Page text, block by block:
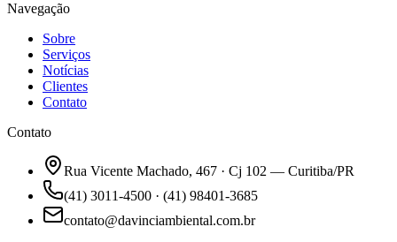
Navegação
Sobre
Serviços
Notícias
Clientes
Contato
Contato
Rua Vicente Machado, 467 · Cj 102 — Curitiba/PR
(41) 3011-4500 · (41) 98401-3685
contato@davinciambiental.com.br